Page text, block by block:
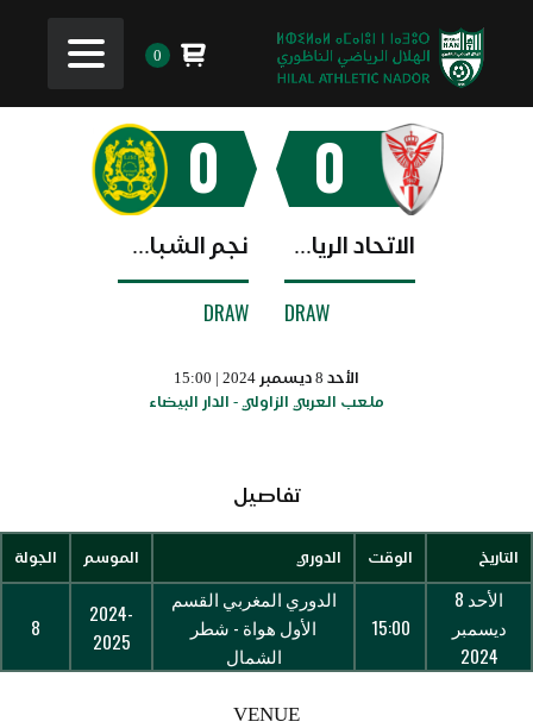
0
0
الاتحاد الرياضي البيضاوي
DRAW
0
نجم الشباب البيضاوي
DRAW
الأحد 8 ديسمبر 2024 | 15:00
ملعب العربي الزاولي - الدار البيضاء
تفاصيل
التاريخ الوقت الدوري الموسم الجولة
الأحد 8
ديسمبر
2024
15:00
الدوري المغربي القسم
الأول هواة - شطر
الشمال
2024-
2025
8
VENUE